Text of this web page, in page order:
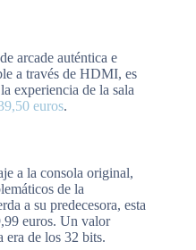
arcade auténtica e
a través de HDMI, es
experiencia de la sala
euros.
a la consola original,
de la
a su predecesora, esta
euros. Un valor
era de los 32 bits.